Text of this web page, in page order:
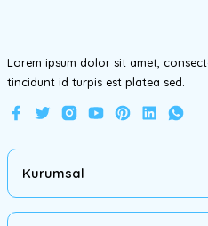
Lorem ipsum dolor sit amet,
tincidunt id turpis est platea sed.
Kurumsal